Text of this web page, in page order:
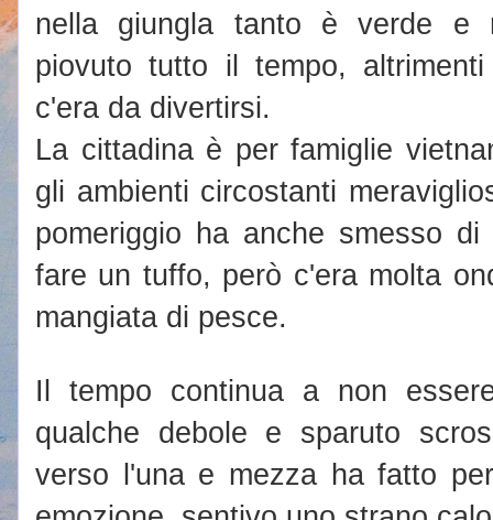
nella giungla tanto è verde e
piovuto tutto il tempo,
c'era da divertirsi.
La cittadina è per famiglie
gli ambienti circostanti
pomeriggio ha anche smesso
fare un tuffo, però c'era molta
mangiata di pesce.
Il tempo continua a non
qualche debole e sparuto
verso l'una e mezza ha fatto